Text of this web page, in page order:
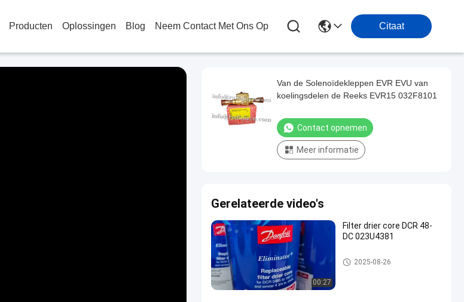
Producten Oplossingen Blog Neem Contact Met Ons Op Citaat
Van de Solenoïdekleppen EVR EVU van
koelingsdelen de Reeks EVR15 032F8101
Contact opnemen
Meer informatie
Gerelateerde video's
00:27
Filter drier core DCR 48-
DC 023U4381
Verkoelingsenergie
2025-08-26